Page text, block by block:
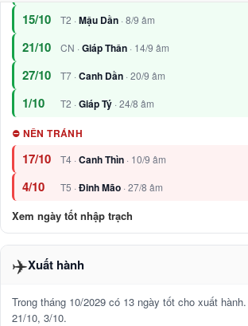
15/10 T2 · Mậu Dần · 8/9 âm
21/10 CN · Giáp Thân · 14/9 âm
27/10 T7 · Canh Dần · 20/9 âm
1/10 T2 · Giáp Tý · 24/8 âm
⛔ NÊN TRÁNH
17/10 T4 ·Canh Thìn · 10/9 âm
4/10 T5 ·Đinh Mão · 27/8 âm
Xem ngày tốt nhập trạch
✈️Xuất hành
Trong tháng 10/2029 có 13 ngày tốt cho xuất
21/10, 3/10.